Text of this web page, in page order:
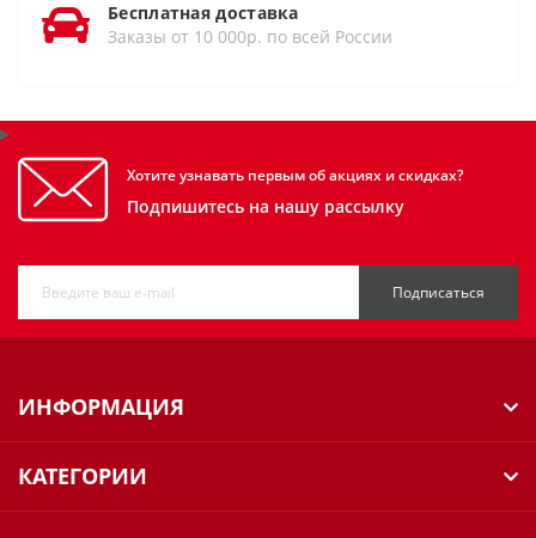
Бесплатная доставка
Заказы от 10 000р. по всей России
Хотите узнавать первым об акциях и скидках?
Подпишитесь на нашу рассылку
Подписаться
ИНФОРМАЦИЯ
КАТЕГОРИИ